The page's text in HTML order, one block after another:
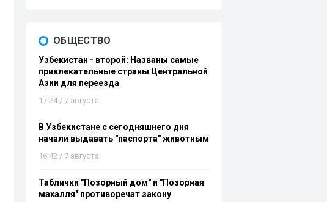
ОБЩЕСТВО
Узбекистан - второй: Названы самые
привлекательные страны Центральной
Азии для переезда
17:24 / 7 августа
В Узбекистане с сегодняшнего дня
начали выдавать "паспорта" животным
16:42 / 7 августа
Таблички "Позорный дом" и "Позорная
махалля" противоречат закону